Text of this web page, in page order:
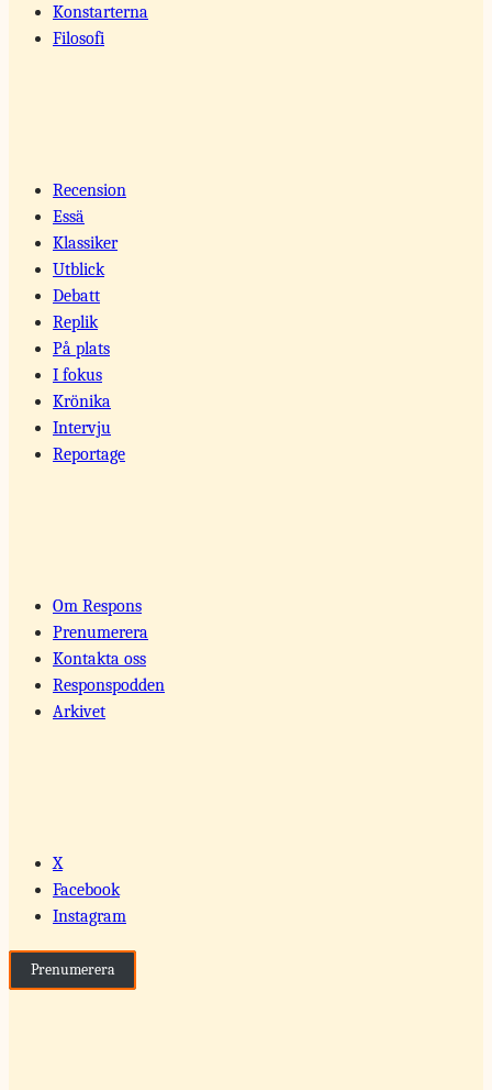
Konstarterna
Filosofi
Recension
Essä
Klassiker
Utblick
Debatt
Replik
På plats
I fokus
Krönika
Intervju
Reportage
Om Respons
Prenumerera
Kontakta oss
Responspodden
Arkivet
X
Facebook
Instagram
Prenumerera